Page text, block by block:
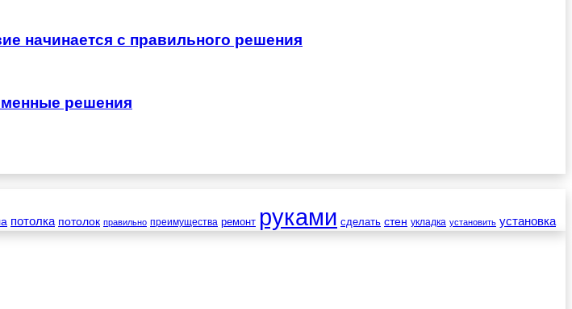
начинается с правильного решения
решения
потолка потолок правильно преимущества ремонт руками сделать стен укладка установить установка